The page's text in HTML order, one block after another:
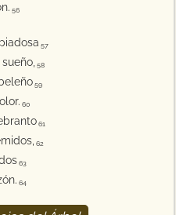
56
57
58
59
60
61
62
63
64